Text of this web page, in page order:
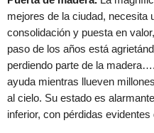
mejores de la ciudad, necesita
consolidación y puesta en
paso de los años está
perdiendo parte de la
ayuda mientras llueven
al cielo. Su estado es
inferior, con pérdidas evidentes